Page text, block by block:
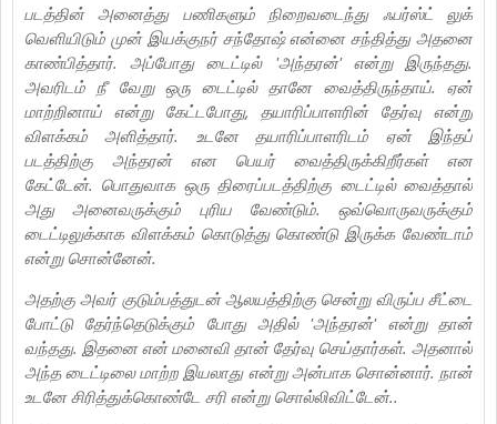
படத்தின் அனைத்து பணிகளும் நிறைவடைந்து ஃபர்ஸ்ட் லுக்
வெளியிடும் முன் இயக்குநர் சந்தோஷ் என்னை சந்தித்து அதனை
காண்பித்தார். அப்போது டைட்டில் 'அந்தரன்' என்று இருந்தது.
அவரிடம் நீ வேறு ஒரு டைட்டில் தானே வைத்திருந்தாய். ஏன்
மாற்றினாய் என்று கேட்டபோது, தயாரிப்பாளரின் தேர்வு என்று
விளக்கம் அளித்தார். உடனே தயாரிப்பாளரிடம் ஏன் இந்தப்
படத்திற்கு அந்தரன் என பெயர் வைத்திருக்கிறீர்கள் என
கேட்டேன். பொதுவாக ஒரு திரைப்படத்திற்கு டைட்டில் வைத்தால்
அது அனைவருக்கும் புரிய வேண்டும். ஒவ்வொருவருக்கும்
டைட்டிலுக்காக விளக்கம் கொடுத்து கொண்டு இருக்க வேண்டாம்
என்று சொன்னேன்.
அதற்கு அவர் குடும்பத்துடன் ஆலயத்திற்கு சென்று விருப்ப சீட்டை
போட்டு தேர்ந்தெடுக்கும் போது அதில் 'அந்தரன்' என்று தான்
வந்தது. இதனை என் மனைவி தான் தேர்வு செய்தார்கள். அதனால்
அந்த டைட்டிலை மாற்ற இயலாது என்று அன்பாக சொன்னார். நான்
உடனே சிரித்துக்கொண்டே சரி என்று சொல்லிவிட்டேன்..